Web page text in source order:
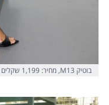
בוטיק M13, מחיר: 1,199 שקלים (צילום: ריינה יאמה)